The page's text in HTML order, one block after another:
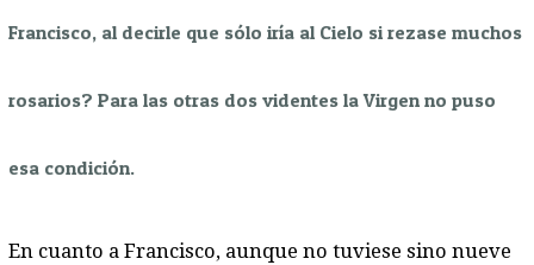
Francisco, al decirle que sólo iría al Cielo si rezase muchos
rosarios? Para las otras dos videntes la Virgen no puso
esa condición.
En cuanto a Francisco, aunque no tuviese sino nueve